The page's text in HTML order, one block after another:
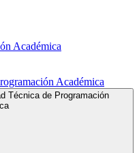
Académica
Académica
Técnica de Programación